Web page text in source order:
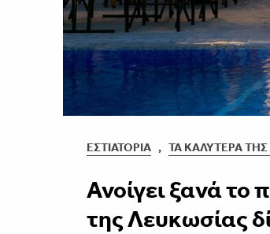
ΕΣΤΙΑΤΌΡΙΑ , ΤΑ ΚΑΛΎΤΕΡΑ
Ανοίγει ξανά το
της Λευκωσίας